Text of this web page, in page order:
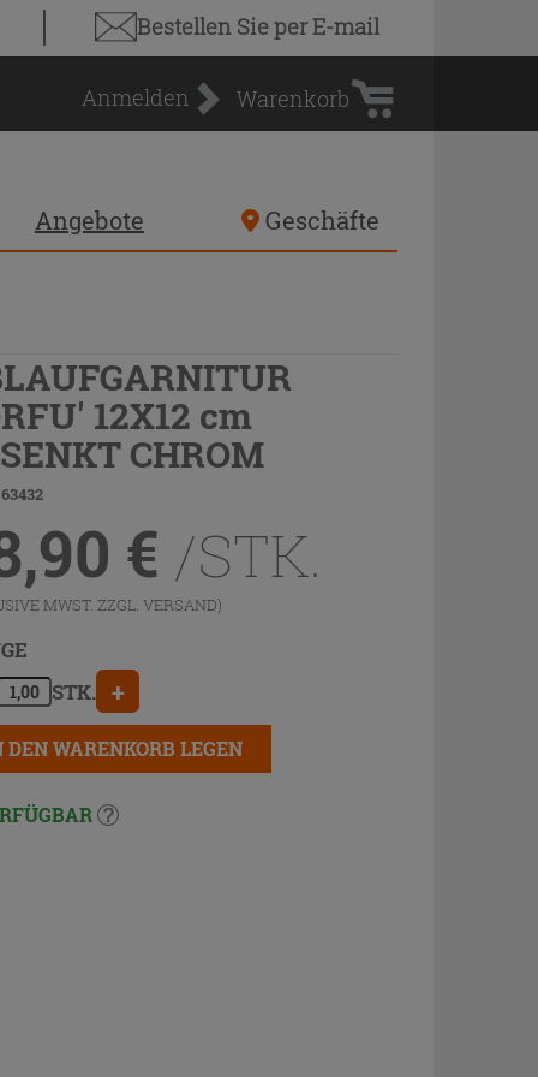
Bestellen Sieper E-mail
Anmelden
Warenkorb
Warenkorb
Angebote Geschäfte
12X12 cm
CHROM
€ /STK.
MWST. ZZGL. VERSAND)
STK. +
DEN WARENKORB LEGEN